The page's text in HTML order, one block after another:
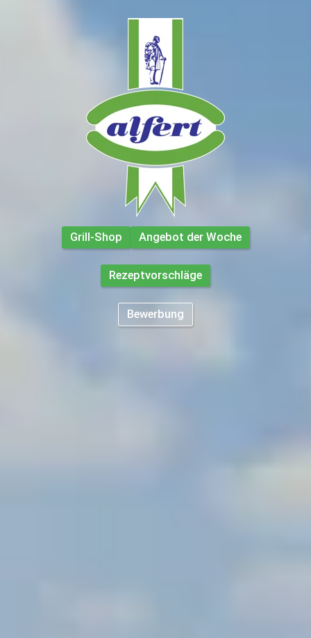
Grill-Shop Angebot der Woche
Rezeptvorschläge
Bewerbung